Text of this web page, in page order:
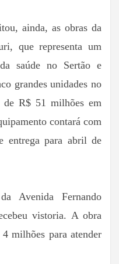
ainda, as obras da
que representa um
saúde no Sertão e
grandes unidades no
de R$ 51 milhões em
contará com
entrega para abril de
Avenida Fernando
vistoria. A obra
milhões para atender